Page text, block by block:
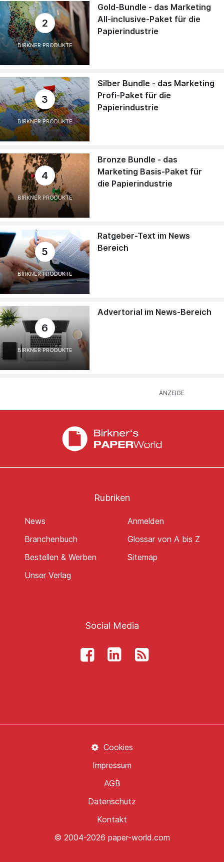
2
BIRKNER PRODUKTE
Gold-Bundle - das Marketing
All-inclusive-Paket für die
Papierindustrie
3
BIRKNER PRODUKTE
Silber Bundle - das Marketing
Profi-Paket für die
Papierindustrie
4
BIRKNER PRODUKTE
Bronze Bundle - das
Marketing Basis-Paket für
die Papierindustrie
5
BIRKNER PRODUKTE
Ratgeber-Text im News
Bereich
6
BIRKNER PRODUKTE
Advertorial im News-Bereich
Rubriken
News
Branchenbuch
Bestellen & Werben
Unser Verlag
Anmelden
Glossar von A bis Z
Sitemap
Social Media
© 2004-2026 paper-world.com
Kontakt
Datenschutz
AGB
Impressum
Cookies